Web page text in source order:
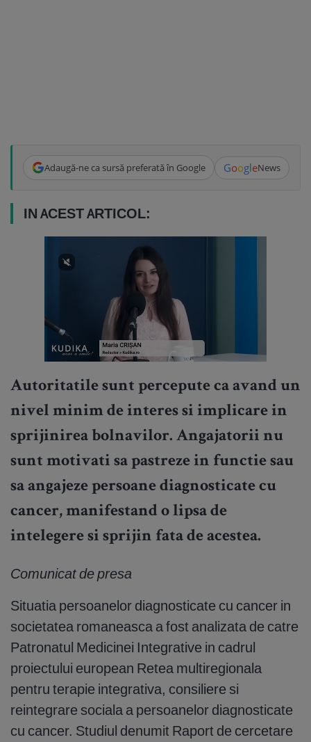
Adaugă-ne ca sursă preferată în Google GoogleNews
IN ACEST ARTICOL:
Autoritatile sunt percepute ca avand un
nivel minim de interes si implicare in
sprijinirea bolnavilor. Angajatorii nu
sunt motivati sa pastreze in functie sau
sa angajeze persoane diagnosticate cu
cancer, manifestand o lipsa de
intelegere si sprijin fata de acestea.
Comunicat de presa
Situatia persoanelor diagnosticate cu cancer in
societatea romaneasca a fost analizata de catre
Patronatul Medicinei Integrative in cadrul
proiectului european Retea multiregionala
pentru terapie integrativa, consiliere si
reintegrare sociala a persoanelor diagnosticate
cu cancer. Studiul denumit Raport de cercetare